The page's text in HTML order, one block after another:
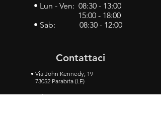
• Lun - Ven: 08:30 - 13:00
15:00 - 18:00
• Sab: 08:30 - 12:00
Contattaci
• Via John Kennedy, 19
73052 Parabita (LE)
• Tel:0833 50 93 30